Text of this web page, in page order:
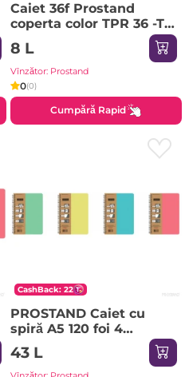
Caiet 36f Prostand
coperta color TPR 36 -TC
1/12 05-patratele
8 L
Vînzător: Prostand
0(0)
Cumpără Rapid
CashBack: 22
PROSTAND Caiet cu
spiră A5 120 foi 4
sectiuni PR-A5-120F-4-
SEC /12
43 L